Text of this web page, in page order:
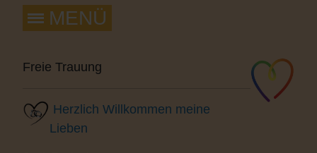
Freie Trauung
Herzlich Willkommen meine
Lieben